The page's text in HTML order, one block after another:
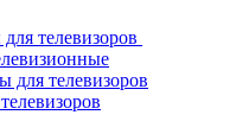
телевизоров
для телевизоров